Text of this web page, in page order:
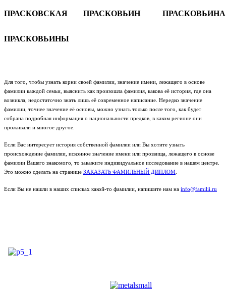
ПРАСКОВСКАЯ ПРАСКОВЬИН ПРАСКОВЬИНА
ПРАСКОВЬИНЫ
Для того, чтобы узнать корни своей фамилии, значение имени, лежащего в основе
фамилии каждой семьи, выяснить как произошла фамилия, какова её история, где она
возникла, недостаточно знать лишь её современное написание. Нередко значение
фамилии, точнее значение её основы, можно узнать только после того, как будет
собрана подробная информация о национальности предков, в каком регионе они
проживали и многое другое.
Если Вас интересует история собственной фамилии или Вы хотите узнать
происхождение фамилии, исконное значение имени или прозвища, лежащего в основе
фамилии Вашего знакомого, то закажите индивидуальное исследование в нашем центре.
Это можно сделать на странице ЗАКАЗАТЬ ФАМИЛЬНЫЙ ДИПЛОМ
Если Вы не нашли в наших списках какой-то фамилии, напишите нам на info@familii.ru